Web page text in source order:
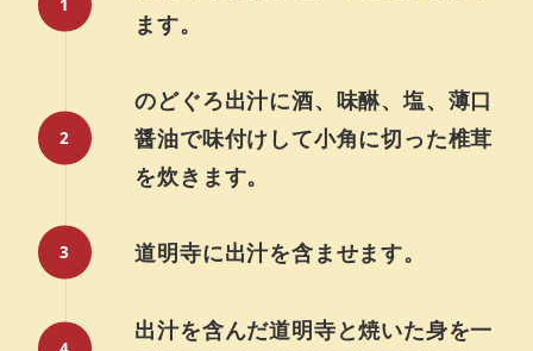
ます。
のどぐろ出汁に酒、味醂、塩、薄口
醤油で味付けして小角に切った椎茸
を炊きます。
道明寺に出汁を含ませます。
出汁を含んだ道明寺と焼いた身を一